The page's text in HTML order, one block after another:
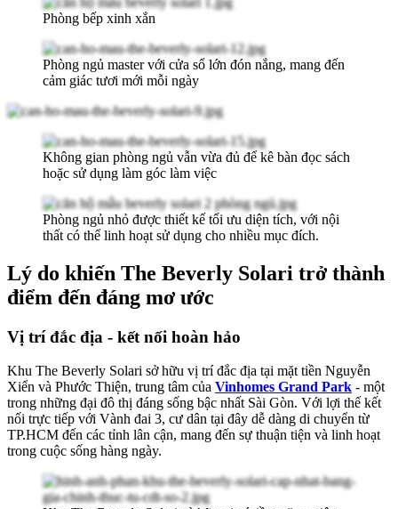
Phòng bếp xinh xắn
Phòng ngủ master với cửa sổ lớn đón nắng, mang đến
cảm giác tươi mới mỗi ngày
Không gian phòng ngủ vẫn vừa đủ để kê bàn đọc sách
hoặc sử dụng làm góc làm việc
Phòng ngủ nhỏ được thiết kế tối ưu diện tích, với nội
thất có thể linh hoạt sử dụng cho nhiều mục đích.
Lý do khiến The Beverly Solari trở thành
điểm đến đáng mơ ước
Vị trí đắc địa - kết nối hoàn hảo
Khu The Beverly Solari sở hữu vị trí đắc địa tại mặt tiền Nguyễn
Xiển và Phước Thiện, trung tâm của Vinhomes Grand Park - một
trong những đại đô thị đáng sống bậc nhất Sài Gòn. Với lợi thế kết
nối trực tiếp với Vành đai 3, cư dân tại đây dễ dàng di chuyển từ
TP.HCM đến các tỉnh lân cận, mang đến sự thuận tiện và linh hoạt
trong cuộc sống hàng ngày.